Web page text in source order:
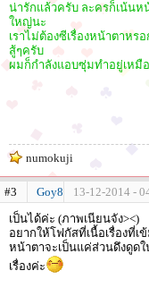
น่ารักแล้วครับ ละครก็เน้นห
ใหญ่นะ
เราไม่ต้องซีเรื่องหน้าตาหร
สู้ๆครับ
ผมก็กำลังแอบซุ่มทำอยู่เหมื
numokuji
#3 Goy8
13-12-2014 -
เป็นได้ค่ะ (ภาพเนียนจัง><)
อยากให้โฟกัสที่เนื้อเรื่องที่
หน้าตาจะเป็นแค่ส่วนดึงดูด
เรื่องค่ะ